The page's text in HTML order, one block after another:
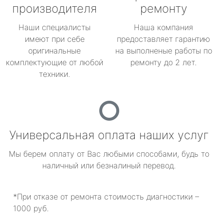
производителя
Наши специалисты
имеют при себе
оригинальные
комплектующие от любой
техники.
ремонту
Наша компания
предоставляет гарантию
на выполненые работы по
ремонту до 2 лет.
Универсальная оплата наших услуг
Мы берем оплату от Вас любыми способами, будь то
наличный или безналиный перевод.
*При отказе от ремонта стоимость диагностики –
1000 руб.